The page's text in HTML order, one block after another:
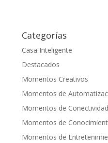
Categorías
Casa Inteligente
Destacados
Momentos Creativos
Momentos de
Momentos de Conectividad
Momentos de
Momentos de